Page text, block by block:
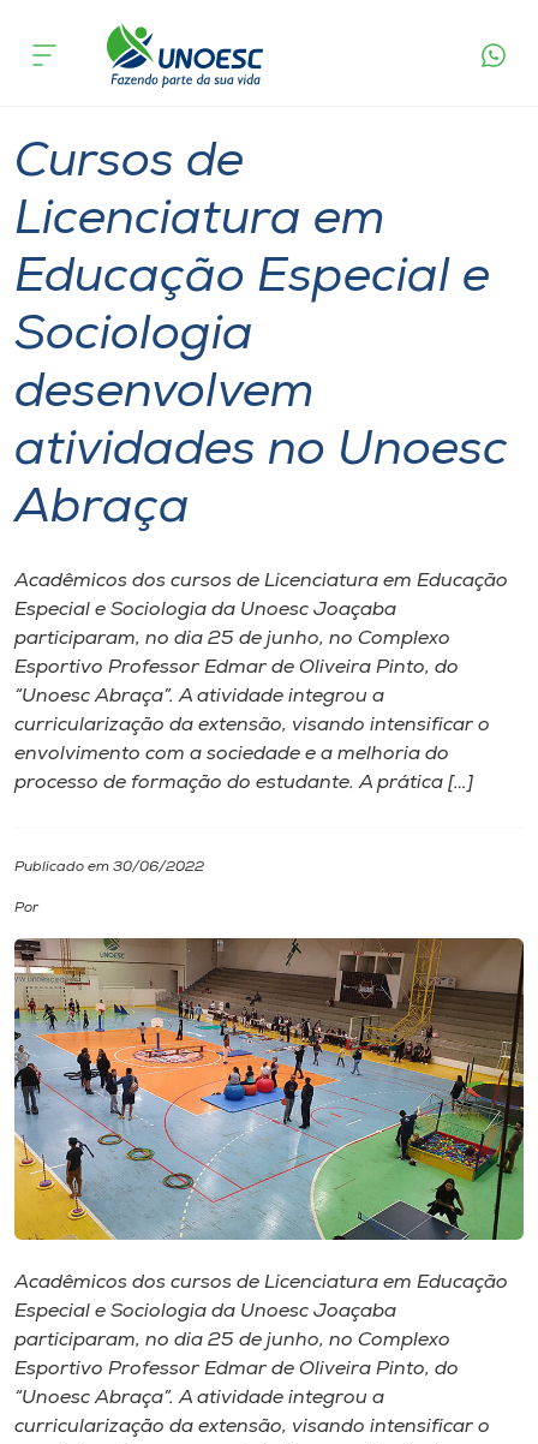
Cursos
Pesquisa
Atendimento ao Estudante
Portal de Ensino
Unoesc
Internacionalização
I.nova
Diplomados
Cultura
Biblioteca
Editora
Rádio
Museu
Unoesc
Store
Selecione
o idioma
A+
acontece
Abraça
Cursos de
Licenciatura em
Educação Especial e
Sociologia
desenvolvem
atividades no Unoesc
Abraça
Acadêmicos dos cursos de Licenciatura em Educação
Especial e Sociologia da Unoesc Joaçaba
participaram, no dia 25 de junho, no Complexo
Esportivo Professor Edmar de Oliveira Pinto, do
“Unoesc Abraça”. A atividade integrou a
curricularização da extensão, visando intensificar o
envolvimento com a sociedade e a melhoria do
processo de formação do estudante. A prática […]
Publicado em 30/06/2022
Por
Acadêmicos dos cursos de Licenciatura em Educação
Especial e Sociologia da Unoesc Joaçaba
participaram, no dia 25 de junho, no Complexo
Esportivo Professor Edmar de Oliveira Pinto, do
“Unoesc Abraça”. A atividade integrou a
curricularização da extensão, visando intensificar o